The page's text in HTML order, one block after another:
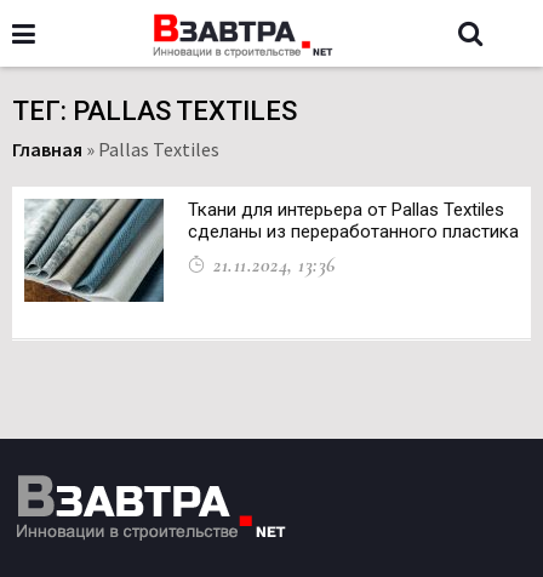
ТЕГ: PALLAS TEXTILES
Главная » Pallas Textiles
Ткани для интерьера от Pallas Textiles
сделаны из переработанного пластика
21.11.2024, 13:36